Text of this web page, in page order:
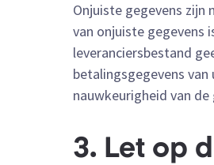
Onjuiste gegevens
van onjuiste gegevens
leveranciersbestand
betalingsgegevens
nauwkeurigheid van
3. Let op